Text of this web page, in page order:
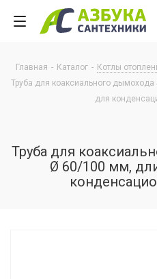
Главная - Каталог - Котлы
Труба для коаксиального
для
Труба для
Ø 60/100 мм,